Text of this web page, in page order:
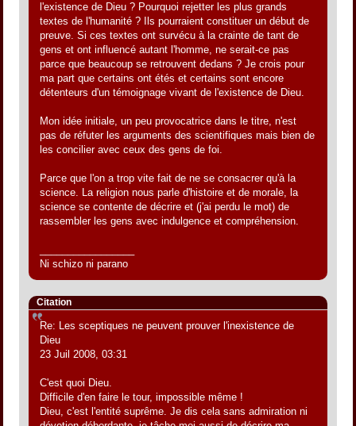
l'existence de Dieu ? Pourquoi rejetter les plus grands
textes de l'humanité ? Ils pourraient constituer un début de
preuve. Si ces textes ont survécu à la crainte de tant de
gens et ont influencé autant l'homme, ne serait-ce pas
parce que beaucoup se retrouvent dedans ? Je crois pour
ma part que certains ont étés et certains sont encore
détenteurs d'un témoignage vivant de l'existence de Dieu.
Mon idée initiale, un peu provocatrice dans le titre, n'est
pas de réfuter les arguments des scientifiques mais bien de
les concilier avec ceux des gens de foi.
Parce que l'on a trop vite fait de ne se consacrer qu'à la
science. La religion nous parle d'histoire et de morale, la
science se contente de décrire et (j'ai perdu le mot) de
rassembler les gens avec indulgence et compréhension.
Ni schizo ni parano
Citation
Re: Les sceptiques ne peuvent prouver l'inexistence de
Dieu
23 Juil 2008, 03:31
C'est quoi Dieu.
Difficile d'en faire le tour, impossible même !
Dieu, c'est l'entité suprême. Je dis cela sans admiration ni